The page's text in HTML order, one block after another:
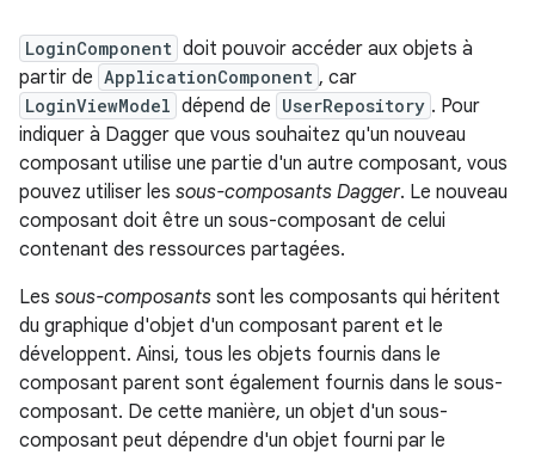
LoginComponent doit pouvoir accéder aux objets à
partir de ApplicationComponent , car
LoginViewModel dépend de UserRepository . Pour
indiquer à Dagger que vous souhaitez qu'un nouveau
composant utilise une partie d'un autre composant, vous
pouvez utiliser les sous-composants Dagger. Le nouveau
composant doit être un sous-composant de celui
contenant des ressources partagées.
Les sous-composants sont les composants qui héritent
du graphique d'objet d'un composant parent et le
développent. Ainsi, tous les objets fournis dans le
composant parent sont également fournis dans le sous-
composant. De cette manière, un objet d'un sous-
composant peut dépendre d'un objet fourni par le